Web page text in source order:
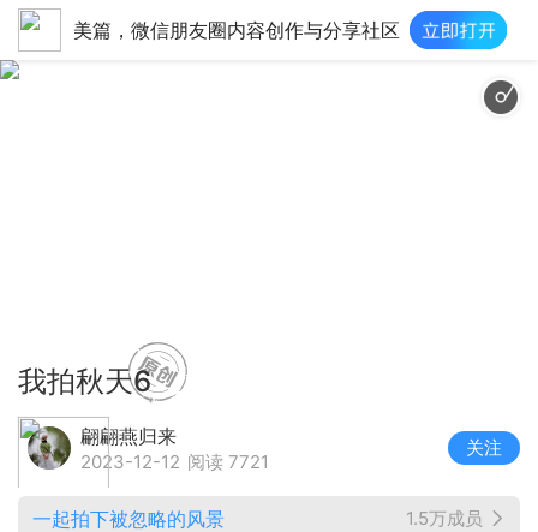
美篇，微信朋友圈内容创作与分享社区
我拍秋天6
翩翩燕归来
2023-12-12 阅读 7721
关注
一起拍下被忽略的风景 1.5万成员
慵懒复古魅惑情调 - Lofi Hip Hop Relax